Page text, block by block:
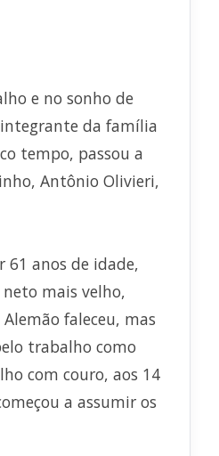
e no sonho de
da família
tempo, passou a
Antônio Olivieri,
61 anos de idade,
mais velho,
faleceu, mas
trabalho como
com couro, aos 14
a assumir os